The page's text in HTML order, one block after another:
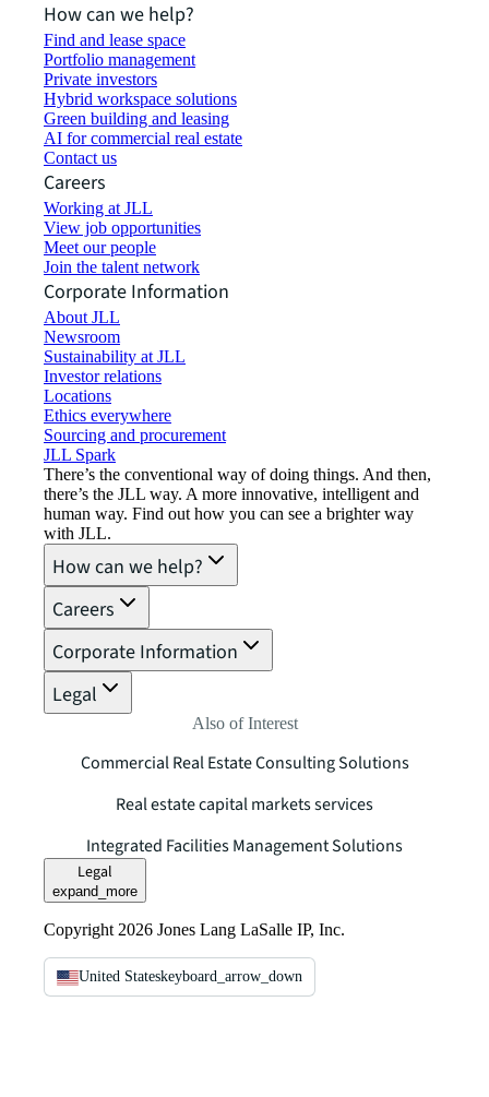
How can we help?
Find and lease space
Portfolio management
Private investors
Hybrid workspace solutions
Green building and leasing
AI for commercial real estate
Contact us
Careers
Working at JLL
View job opportunities
Meet our people
Join the talent network
Corporate Information
About JLL
Newsroom
Sustainability at JLL
Investor relations
Locations
Ethics everywhere
Sourcing and procurement
JLL Spark
There’s the conventional way of doing things. And then,
there’s the JLL way. A more innovative, intelligent and
human way. Find out how you can see a brighter way
with JLL.
How can we help?
Careers
Corporate Information
Legal
Also of Interest
Commercial Real Estate Consulting Solutions
Real estate capital markets services
Integrated Facilities Management Solutions
Legal
expand_more
Copyright 2026 Jones Lang LaSalle IP, Inc.
United Stateskeyboard_arrow_down